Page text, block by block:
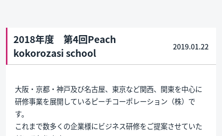
2018年度 第4回Peach
kokorozasi school
2019.01.22
大阪・京都・神戸及び名古屋、東京など関西、関東を中心に
研修事業を展開しているピーチコーポレーション（株）で
す。
これまで数多くの企業様にビジネス研修をご提案させていた